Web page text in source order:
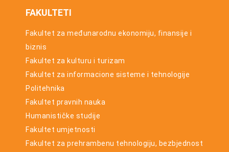
FAKULTETI
Fakultet za međunarodnu ekonomiju, finansije i
biznis
Fakultet za kulturu i turizam
Fakultet za informacione sisteme i tehnologije
Politehnika
Fakultet pravnih nauka
Humanističke studije
Fakultet umjetnosti
Fakultet za prehrambenu tehnologiju, bezbjednost